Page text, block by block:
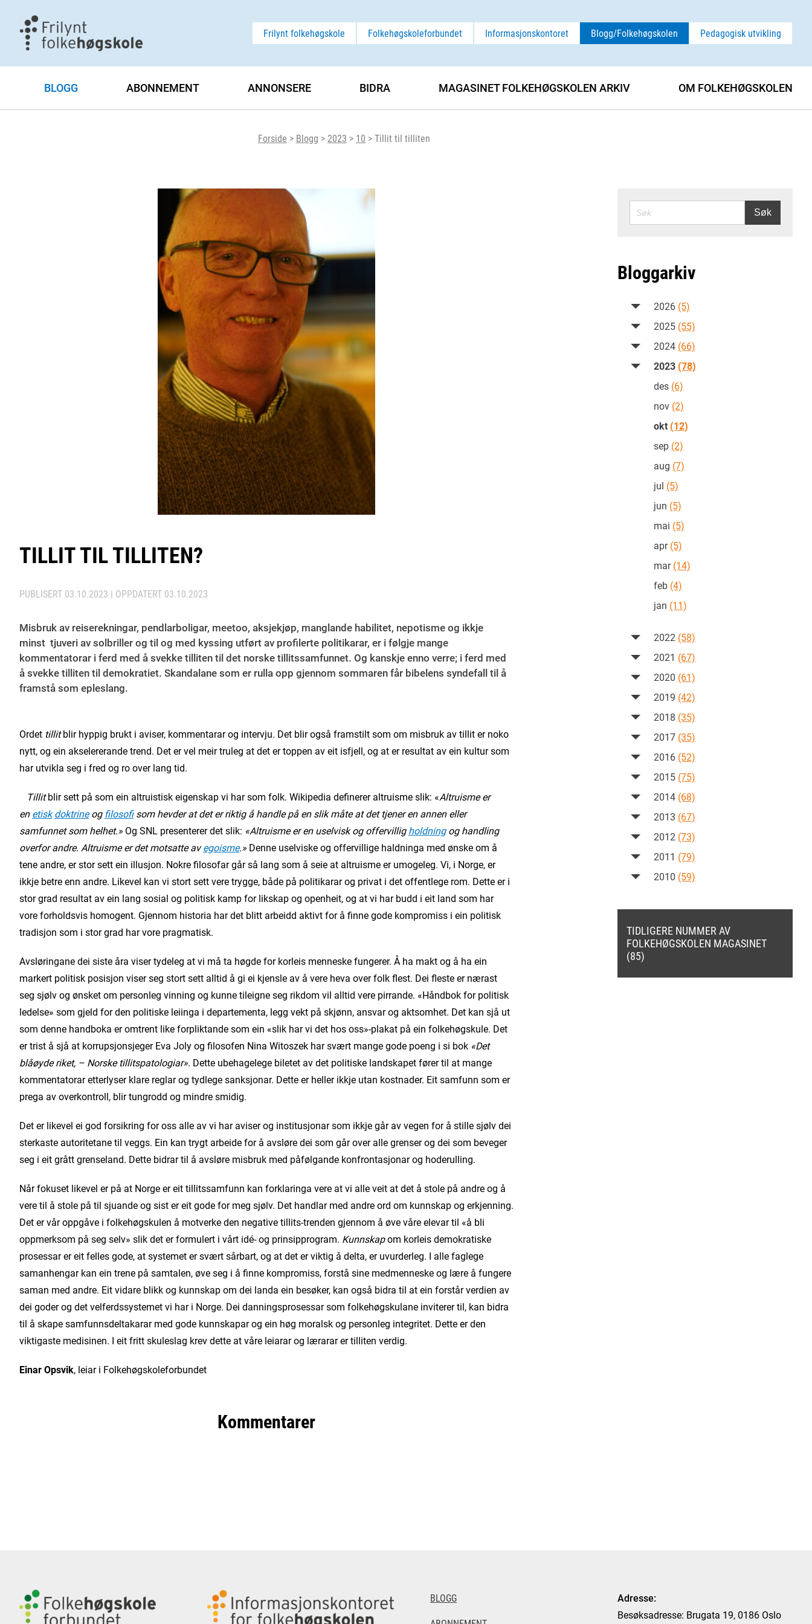
Frilynt folkehøgskole Folkehøgskoleforbundet Informasjonskontoret Blogg/Folkehøgskolen Pedagogisk utvikling
Forside > Blogg > 2023 > 10 >Tillit til tilliten
BLOGG ABONNEMENT ANNONSERE BIDRA MAGASINET FOLKEHØGSKOLEN ARKIV OM FOLKEHØGSKOLEN
TILLIT TIL TILLITEN?
PUBLISERT 03.10.2023 | OPPDATERT 03.10.2023
Misbruk av reiserekningar, pendlarboligar, meetoo, aksjekjøp, manglande habilitet, nepotisme og ikkje
minst tjuveri av solbriller og til og med kyssing utført av profilerte politikarar, er i følgje mange
kommentatorar i ferd med å svekke tilliten til det norske tillits­samfunnet. Og kanskje enno verre; i ferd med
å svekke tilliten til demokratiet. Skandalane som er rulla opp gjennom sommaren får bibelens syndefall til å
framstå som epleslang.
Ordet tillitblir hyppig brukt i aviser, kommentarar og intervju. Det blir også framstilt som om misbruk av tillit er noko
nytt, og ein akselererande trend. Det er vel meir truleg at det er toppen av eit isfjell, og at er resultat av ein kultur som
har utvikla seg i fred og ro over lang tid.
Tillitblir sett på som ein altruistisk eigenskap vi har som folk. Wikipedia definerer altruisme slik: «Altruisme er
enetisk doktrineog filosofisom hevder at det er riktig å handle på en slik måte at det tjener en annen eller
samfunnet som helhet.» Og SNL presenterer det slik: «Altruisme er en uselvisk og offervilligholdningog handling
overfor andre. Altruisme er det motsatte avegoisme.» Denne uselviske og offervillige haldninga med ønske om å
tene andre, er stor sett ein illusjon. Nokre filosofar går så lang som å seie at altruisme er umogeleg. Vi, i Norge, er
ikkje betre enn andre. Likevel kan vi stort sett vere trygge, både på politikarar og privat i det offentlege rom. Dette er i
stor grad resultat av ein lang sosial og politisk kamp for likskap og openheit, og at vi har budd i eit land som har
vore forholdsvis homogent. Gjennom historia har det blitt arbeidd aktivt for å finne gode kompromiss i ein politisk
tradisjon som i stor grad har vore pragmatisk.
Avsløringane dei siste åra viser tydeleg at vi må ta høgde for korleis menneske fungerer. Å ha makt og å ha ein
markert politisk posisjon viser seg stort sett alltid å gi ei kjensle av å vere heva over folk flest. Dei fleste er nærast
seg sjølv og ønsket om personleg vinning og kunne tileigne seg rikdom vil alltid vere pirrande. «Håndbok for politisk
ledelse» som gjeld for den politiske leiinga i departementa, legg vekt på skjønn, ansvar og aktsomhet. Det kan sjå ut
som denne handboka er omtrent like forpliktande som ein «slik har vi det hos oss»-plakat på ein folkehøgskule. Det
er trist å sjå at korrupsjonsjeger Eva Joly og filosofen Nina Witoszek har svært mange gode poeng i si bok «Det
blåøyde riket, – Norske tillitspatologiar». Dette ubehagelege biletet av det politiske landskapet fører til at mange
kommentatorar etterlyser klare reglar og tydlege sanksjonar. Dette er heller ikkje utan kostnader. Eit samfunn som er
prega av overkontroll, blir tungrodd og mindre smidig.
Det er likevel ei god forsikring for oss alle av vi har aviser og institusjonar som ikkje går av vegen for å stille sjølv dei
sterkaste autoritetane til veggs. Ein kan trygt arbeide for å avsløre dei som går over alle grenser og dei som beveger
seg i eit grått grenseland. Dette bidrar til å avsløre misbruk med påfølgande konfrontasjonar og hoderulling.
Når fokuset likevel er på at Norge er eit tillitssamfunn kan forklaringa vere at vi alle veit at det å stole på andre og å
vere til å stole på til sjuande og sist er eit gode for meg sjølv. Det handlar med andre ord om kunnskap og erkjenning.
Det er vår oppgåve i folkehøgskulen å motverke den negative tillits-trenden gjennom å øve våre elevar til «å bli
oppmerksom på seg selv» slik det er formulert i vårt idé- og prinsipprogram. Kunnskapom korleis demokratiske
prosessar er eit felles gode, at systemet er svært sårbart, og at det er viktig å delta, er uvurderleg. I alle faglege
samanhengar kan ein trene på samtalen, øve seg i å finne kompromiss, forstå sine medmenneske og lære å fungere
saman med andre. Eit vidare blikk og kunnskap om dei landa ein besøker, kan også bidra til at ein forstår verdien av
dei goder og det velferdssystemet vi har i Norge. Dei danningsprosessar som folkehøgskulane inviterer til, kan bidra
til å skape samfunns­deltakarar med gode kunnskapar og ein høg moralsk og personleg integritet. Dette er den
viktigaste medisinen. I eit fritt skuleslag krev dette at våre leiarar og lærarar er tilliten verdig.
Einar Opsvik, leiar i Folkehøgskoleforbundet
Kommentarer
SØK Søk
Bloggarkiv
2026 (5)
2025 (55)
2024 (66)
2023 (78)
des (6)
nov (2)
okt (12)
sep (2)
aug (7)
jul (5)
jun (5)
mai (5)
apr(5)
mar(14)
feb (4)
jan (11)
2022 (58)
2021 (67)
2020 (61)
2019 (42)
2018 (35)
2017 (35)
2016 (52)
2015 (75)
2014 (68)
2013 (67)
2012 (73)
2011 (79)
2010 (59)
TIDLIGERE NUMMER AV
FOLKEHØGSKOLEN MAGASINET
(85)
BLOGG
Adresse:
Besøksadresse: Brugata 19, 0186 Oslo